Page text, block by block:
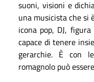
suoni, visioni e
una musicista che si
icona pop, DJ,
capace di tenere
gerarchie. È con
romagnolo può